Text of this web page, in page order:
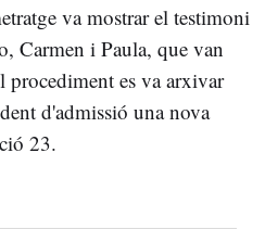
va mostrar el testimoni
Carmen i Paula, que van
procediment es va arxivar
d'admissió una nova
23.